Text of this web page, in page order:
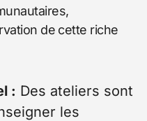
de cette riche
: Des ateliers sont
les